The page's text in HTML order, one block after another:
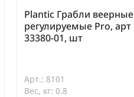
Plantic Грабли веерные
регулируемые Pro, арт
33380-01, шт
Арт.: 8101
Вес, кг: 0.8